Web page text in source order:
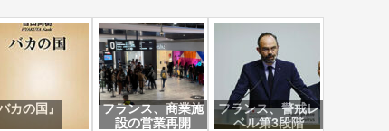
カの国』
フランス、商業施
設の営業再開
フランス、警戒レ
ベル第3段階